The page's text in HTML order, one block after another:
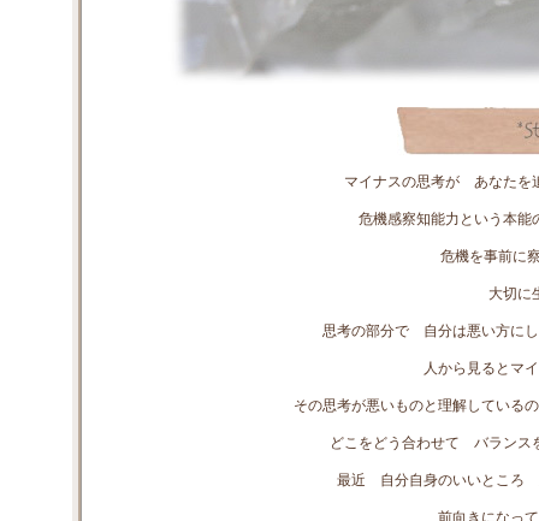
マイナスの思考が あなたを
危機感察知能力という本能
危機を事前に
大切に
思考の部分で 自分は悪い方に
人から見るとマ
その思考が悪いものと理解している
どこをどう合わせて バランス
最近 自分自身のいいところ
前向きになっ